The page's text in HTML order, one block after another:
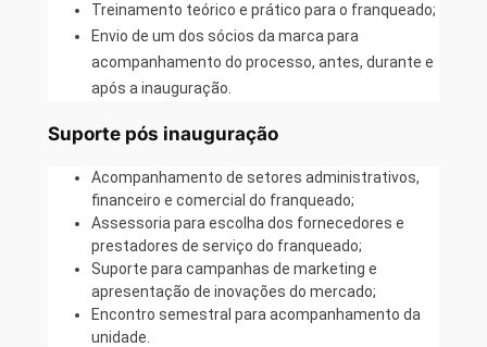
Treinamento teórico e prático para o franqueado;
Envio de um dos sócios da marca para
acompanhamento do processo, antes, durante e
após a inauguração.
Suporte pós inauguração
Acompanhamento de setores administrativos,
financeiro e comercial do franqueado;
Assessoria para escolha dos fornecedores e
prestadores de serviço do franqueado;
Suporte para campanhas de marketing e
apresentação de inovações do mercado;
Encontro semestral para acompanhamento da
unidade.